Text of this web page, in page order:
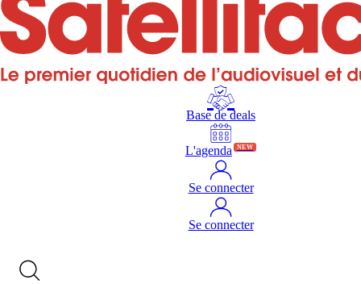
Base de deals
L'agenda NEW
Se connecter
Se connecter